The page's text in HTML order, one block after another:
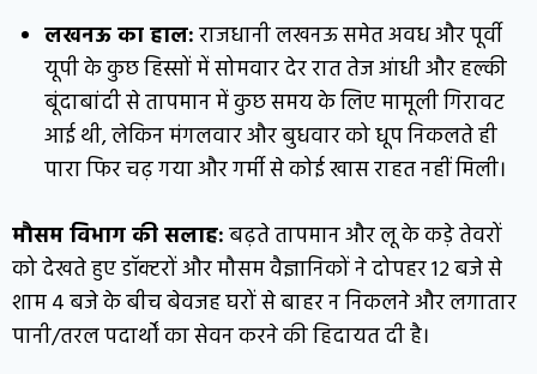
लखनऊ का हाल:राजधानी लखनऊ समेत अवध और पूर्वी
यूपी के कुछ हिस्सों में सोमवार देर रात तेज आंधी और हल्की
बूंदाबांदी से तापमान में कुछ समय के लिए मामूली गिरावट
आई थी, लेकिन मंगलवार और बुधवार को धूप निकलते ही
पारा फिर चढ़ गया और गर्मी से कोई खास राहत नहीं मिली।
मौसम विभाग की सलाह:बढ़ते तापमान और लू के कड़े तेवरों
को देखते हुए डॉक्टरों और मौसम वैज्ञानिकों ने दोपहर 12 बजे से
शाम 4 बजे के बीच बेवजह घरों से बाहर न निकलने और लगातार
पानी/तरल पदार्थों का सेवन करने की हिदायत दी है।